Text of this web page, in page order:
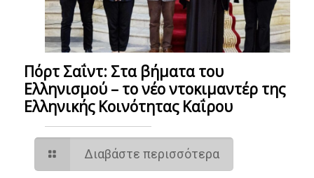
Πόρτ Σαΐντ: Στα βήματα του
Ελληνισμού – το νέο ντοκιμαντέρ της
Ελληνικής Κοινότητας Καΐρου
Διαβάστε περισσότερα